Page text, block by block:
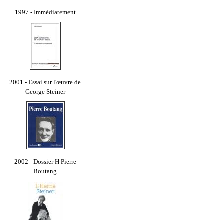
1997 - Immédiatement
2001 - Essai sur l'œuvre de
George Steiner
2002 - Dossier H Pierre
Boutang